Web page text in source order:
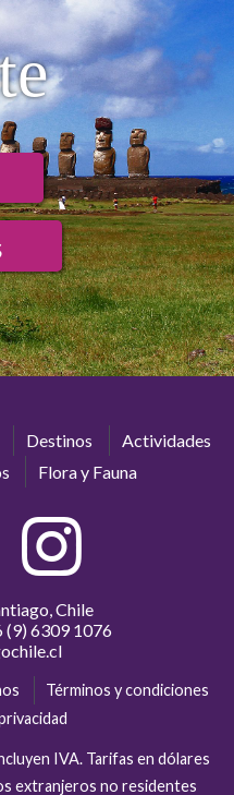
Destinos
Actividades
Flora y Fauna
Chile
(9) 6309 1076
Términos y condiciones
IVA. Tarifas en dólares
extranjeros no residentes